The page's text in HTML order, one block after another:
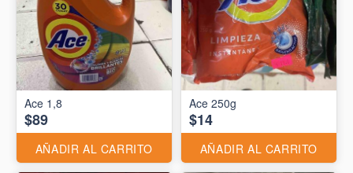
Ace 1,8
$89
AÑADIR AL CARRITO
Ace 250g
$14
AÑADIR AL CARRITO